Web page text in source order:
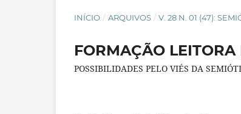
INÍCIO / ARQUIVOS / V. 28 N. 01 (47):
FORMAÇÃO
POSSIBILIDADES PELO VIÉS DA